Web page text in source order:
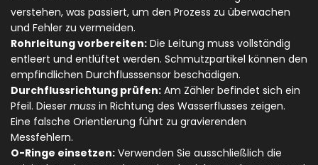
verstehen, was passiert, um den Prozess zu überwachen
und Fehler zu vermeiden.
Rohrleitung vorbereiten: Die Leitung muss vollständig
entleert und entlüftet werden. Schmutzpartikel können den
empfindlichen Durchflusssensor beschädigen.
Durchflussrichtung prüfen: Am Zähler befindet sich ein
Pfeil. Dieser muss in Richtung des Wasserflusses zeigen.
Eine falsche Orientierung führt zu gravierenden
Messfehlern.
O-Ringe einsetzen: Verwenden Sie ausschließlich die